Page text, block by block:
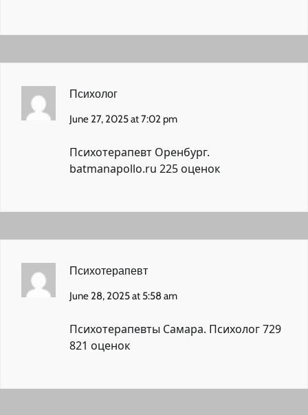
Психолог
June 27, 2025 at 7:02 pm
Психотерапевт Оренбург.
batmanapollo.ru 225 оценок
Психотерапевт
June 28, 2025 at 5:58 am
Психотерапевты Самара. Психолог 729
821 оценок